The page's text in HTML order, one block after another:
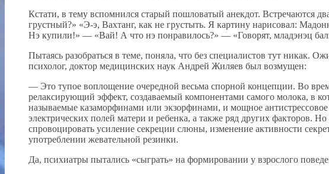
Кстати, в тему вспомнился старый пошловатый анекдот. Встречаются
грустный?» «Э-э, Вахтанг, как не грустыть. Я картину нарисовал:
Нэ купили!» — «Вай! А что нэ понравилось?» — «Говорят, младэнэц
Пытаясь разобраться в теме, поняла, что без специалистов тут никак.
психолог, доктор медицинских наук Андрей Жиляев был возмущен:
— Это тупое воплощение очередной весьма спорной концепции. Во
релаксирующий эффект, создаваемый компонентами самого молока, в
называемые казаморфинами или экзорфинами, и мощное антистрессовое
электрических полей матери и ребенка, а также ряд других факторов.
спровоцировать усиление секреции слюны, изменение активности
употреблении жевательной резинки.
Да, психиатры пытались «сыграть» на формировании у взрослого